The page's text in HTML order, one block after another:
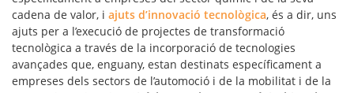
cadena de valor, i ajuts d’innovació tecnològica, és a dir, uns
ajuts per a l’execució de projectes de transformació
tecnològica a través de la incorporació de tecnologies
avançades que, enguany, estan destinats específicament a
empreses dels sectors de l’automoció i de la mobilitat i de la